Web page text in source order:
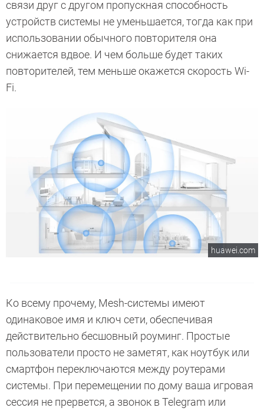
связи друг с другом пропускная способность
устройств системы не уменьшается, тогда как при
использовании обычного повторителя она
снижается вдвое. И чем больше будет таких
повторителей, тем меньше окажется скорость Wi-
Fi.
huawei.com
Ко всему прочему, Mesh-системы имеют
одинаковое имя и ключ сети, обеспечивая
действительно бесшовный роуминг. Простые
пользователи просто не заметят, как ноутбук или
смартфон переключаются между роутерами
системы. При перемещении по дому ваша игровая
сессия не прервется, а звонок в Telegram или